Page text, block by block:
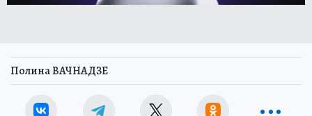
Полина ВАЧНАДЗЕ